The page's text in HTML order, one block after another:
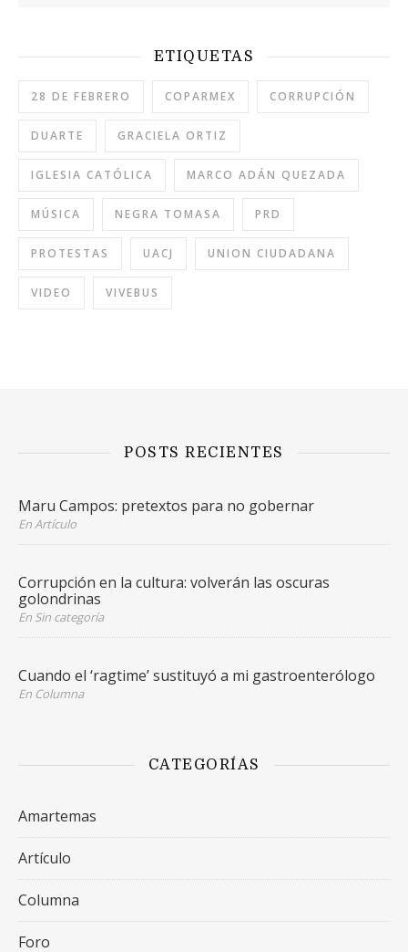
ETIQUETAS
28 DE FEBRERO COPARMEX CORRUPCIÓN
DUARTE GRACIELA ORTIZ
IGLESIA CATÓLICA MARCO ADÁN QUEZADA
MÚSICA NEGRA TOMASA PRD
PROTESTAS UACJ UNION CIUDADANA
VIDEO VIVEBUS
POSTS RECIENTES
Maru Campos: pretextos para no gobernar
En Artículo
Corrupción en la cultura: volverán las oscuras
golondrinas
En Sin categoría
Cuando el ‘ragtime’ sustituyó a mi gastroenterólogo
En Columna
CATEGORÍAS
Amartemas
Artículo
Columna
Foro